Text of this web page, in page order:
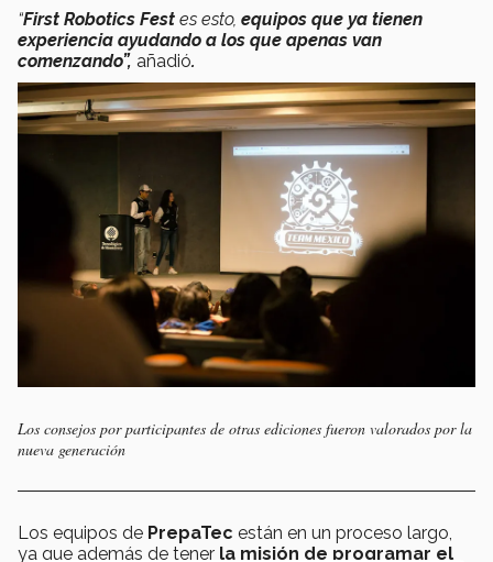
“First Robotics Fest es esto, equipos que ya tienen
experiencia ayudando a los que apenas van
comenzando”, añadió.
Los consejos por participantes de otras ediciones fueron valorados por la
nueva generación
Los equipos de PrepaTec están en un proceso largo,
ya que además de tener la misión de programar el